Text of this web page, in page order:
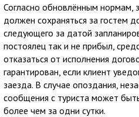
Согласно обновлённым нормам,
должен сохраняться за гостем
следующего за датой
постоялец так и не прибыл,
отказаться от исполнения
гарантирован, если клиент
заезда. В случае опоздания,
сообщения с туриста может
более чем за одни сутки.